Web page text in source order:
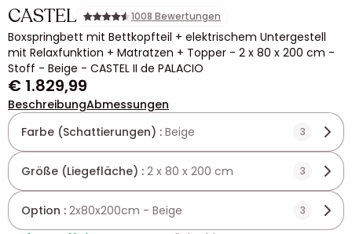
CASTEL 1008 Bewertungen
Boxspringbett mit Bettkopfteil + elektrischem Untergestell
mit Relaxfunktion + Matratzen + Topper - 2 x 80 x 200 cm -
Stoff - Beige - CASTEL II de PALACIO
€ 1.829,99
BeschreibungAbmessungen
Farbe (Schattierungen) : Beige 3
Größe (Liegefläche) : 2 x 80 x 200 cm 3
Option : 2x80x200cm - Beige 3